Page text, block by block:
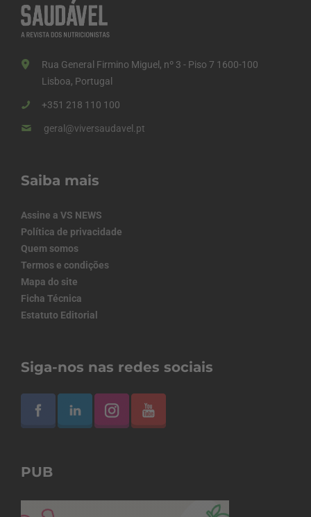
Rua General Firmino Miguel, nº 3 - Piso 7 1600-100
Lisboa, Portugal
+351 218 110 100
geral@viversaudavel.pt
Saiba mais
Assine a VS NEWS
Política de privacidade
Quem somos
Termos e condições
Mapa do site
Ficha Técnica
Estatuto Editorial
Siga-nos nas redes sociais
PUB